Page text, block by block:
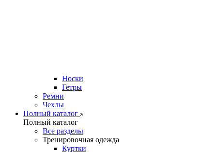
Носки
Гетры
Ремни
Чехлы
Полный каталог
Полный каталог
Все разделы
Тренировочная одежда
Куртки